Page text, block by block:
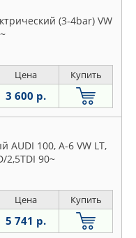
(3-4bar) VW
Цена Купить
3 600 р.
AUDI 100, A-6 VW LT,
2,5TDI 90~
Цена Купить
5 741 р.